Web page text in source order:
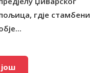
гдје стамбени